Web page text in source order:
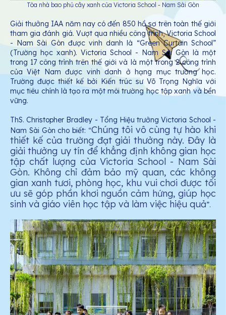
Tòa nhà bao phủ cây xanh của Victoria School - Nam Sài Gòn
Giải thưởng IAA năm nay có đến 850 hồ sơ trên toàn thế giới
tham gia đánh giá. Vượt qua nhiều công trình, Victoria School
- Nam Sài Gòn được vinh danh là “Green Curtain School”
(Trường học xanh). Victoria School - Nam Sài Gòn là một
trong 17 công trình trên thế giới và là một trong 2 công trình
của Việt Nam được vinh danh ở hạng mục trường học.
Trường được thiết kế bởi Kiến trúc sư Võ Trọng Nghĩa với
mục tiêu chính là tạo ra một môi trường học tập xanh và bền
vững.
ThS. Christopher Bradley - Tổng Hiệu trưởng Victoria School -
Nam Sài Gòn cho biết: “Chúng tôi vô cùng tự hào khi
thiết kế của trường đạt giải thưởng này. Đây là
giải thưởng uy tín để khẳng định không gian học
tập chất lượng của Victoria School - Nam Sài
Gòn. Không chỉ đảm bảo mỹ quan, các không
gian xanh tươi, phòng học, khu vui chơi được tối
ưu sẽ góp phần khơi nguồn cảm hứng, giúp học
sinh và giáo viên học tập và làm việc hiệu quả”.